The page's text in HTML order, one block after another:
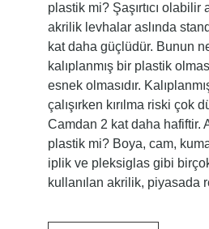
plastik mi? Şaşırtıcı olabilir
akrilik levhalar aslında
kat daha güçlüdür. Bunun
kalıplanmış bir plastik
esnek olmasıdır.
çalışırken kırılma riski çok
Camdan 2 kat daha hafiftir.
plastik mi? Boya, cam,
iplik ve pleksiglas gibi
kullanılan akrilik, piyasada